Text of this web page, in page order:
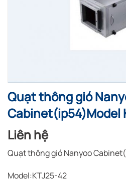
Quạt thông gió
Cabinet(ip54)Model
Liên hệ
Quạt thông gió Nanyoo
Model:KTJ25-42